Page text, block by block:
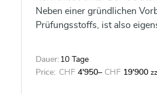
Neben einer gründlichen
Prüfungsstoffs, ist also
Erfolg.
Dauer: 10 Tage
Price: CHF 4'950– CHF 19'900